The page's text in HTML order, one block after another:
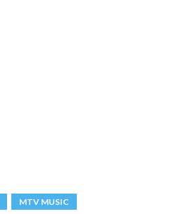
MTV MUSIC